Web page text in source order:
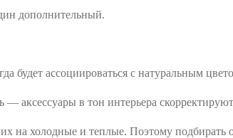
дополнительный.
будет ассоциироваться с натуральным
аксессуары в тон интерьера
на холодные и теплые. Поэтому